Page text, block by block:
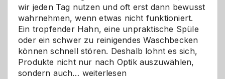
wir jeden Tag nutzen und oft erst dann bewusst
wahrnehmen, wenn etwas nicht funktioniert.
Ein tropfender Hahn, eine unpraktische Spüle
oder ein schwer zu reinigendes Waschbecken
können schnell stören. Deshalb lohnt es sich,
Produkte nicht nur nach Optik auszuwählen,
sondern auch… Bad
weiterlesen